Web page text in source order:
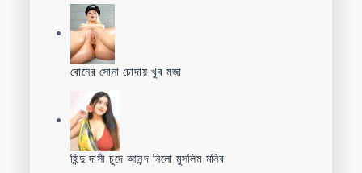
বোনের সোনা চোদায় খুব মজা
হিন্দু দাসী চুদে আনন্দ নিলো মুসলিম মনিব